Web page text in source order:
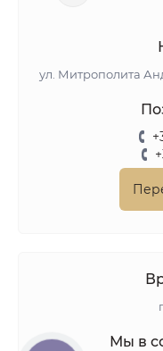
ул. Митрополита
Мы в